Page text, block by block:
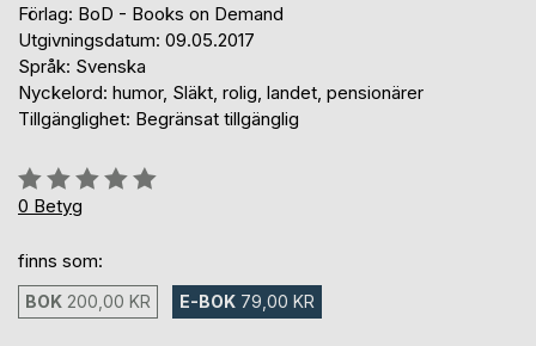
Förlag: BoD - Books on Demand
Utgivningsdatum: 09.05.2017
Språk: Svenska
Nyckelord: humor, Släkt, rolig, landet, pensionärer
Tillgänglighet: Begränsat tillgänglig
Betyg::
0%
0 Betyg
finns som:
BOK 200,00 KR E-BOK 79,00 KR